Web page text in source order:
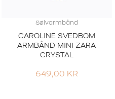
Sølvarmbånd
CAROLINE SVEDBOM
ARMBÅND MINI ZARA
CRYSTAL
649,00 KR